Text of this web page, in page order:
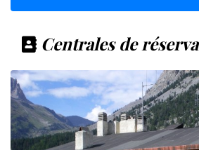
Centrales de